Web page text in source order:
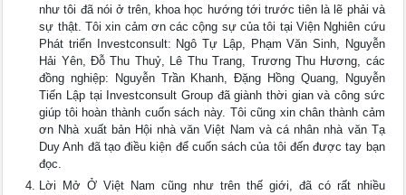
như tôi đã nói ở trên, khoa học hướng tới trước tiên là lẽ phải và
sự thật. Tôi xin cảm ơn các cộng sự của tôi tại Viện Nghiên cứu
Phát triển Investconsult: Ngô Tự Lập, Phạm Văn Sinh, Nguyễn
Hải Yên, Đỗ Thu Thuỷ, Lê Thu Trang, Trương Thu Hương, các
đồng nghiệp: Nguyễn Trần Khanh, Đặng Hồng Quang, Nguyễn
Tiến Lập tại Investconsult Group đã giành thời gian và công sức
giúp tôi hoàn thành cuốn sách này. Tôi cũng xin chân thành cảm
ơn Nhà xuất bản Hội nhà văn Việt Nam và cá nhân nhà văn Tạ
Duy Anh đã tạo điều kiện để cuốn sách của tôi đến được tay bạn
đọc.
Lời Mở Ở Việt Nam cũng như trên thế giới, đã có rất nhiều